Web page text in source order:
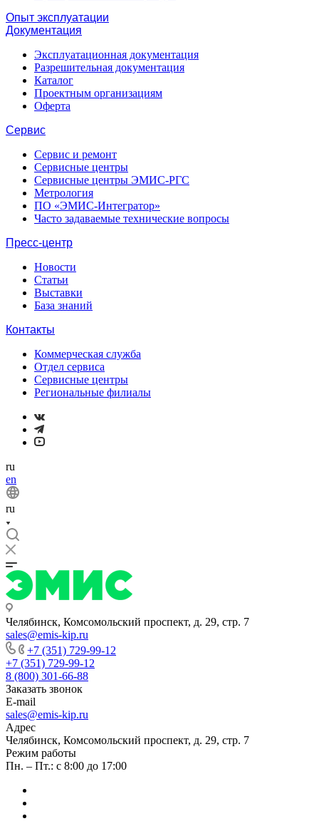
Опыт эксплуатации
Документация
Эксплуатационная документация
Разрешительная документация
Каталог
Проектным организациям
Оферта
Сервис
Сервис и ремонт
Сервисные центры
Сервисные центры ЭМИС-РГС
Метрология
ПО «ЭМИС-Интегратор»
Часто задаваемые технические вопросы
Пресс-центр
Новости
Статьи
Выставки
База знаний
Контакты
Коммерческая служба
Отдел сервиса
Сервисные центры
Региональные филиалы
ru
en
ru
Челябинск, Комсомольский проспект, д. 29, стр. 7
sales@emis-kip.ru
+7 (351) 729-99-12
+7 (351) 729-99-12
8 (800) 301-66-88
Заказать звонок
E-mail
sales@emis-kip.ru
Адрес
Челябинск, Комсомольский проспект, д. 29, стр. 7
Режим работы
Пн. – Пт.: с 8:00 до 17:00